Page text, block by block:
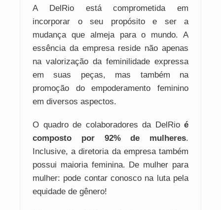
A DelRio está comprometida em
incorporar o seu propósito e ser a
mudança que almeja para o mundo. A
essência da empresa reside não apenas
na valorização da feminilidade expressa
em suas peças, mas também na
promoção do empoderamento feminino
em diversos aspectos.
O quadro de colaboradores da DelRioé
composto por 92% de mulheres.
Inclusive, a diretoria da empresa também
possui maioria feminina. De mulher para
mulher: pode contar conosco na luta pela
equidade de gênero!